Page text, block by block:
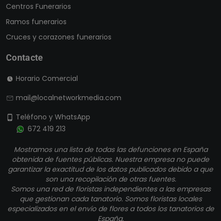
Centros Funerarios
Ramos funerarios
Cruces y corazones funerarios
Contacte
Horario Comercial
mail@localnetworkmedia.com
Teléfono y WhatsApp
672 419 213
Mostramos una lista de todas las defunciones en España
obtenida de fuentes públicas. Nuestra empresa no puede
garantizar la exactitud de los datos publicados debido a que
son una recopilación de otras fuentes.
Somos una red de floristas independientes a las empresas
que gestionan cada tanatorio. Somos floristas locales
especializados en el envío de flores a todos los tanatorios de
España.